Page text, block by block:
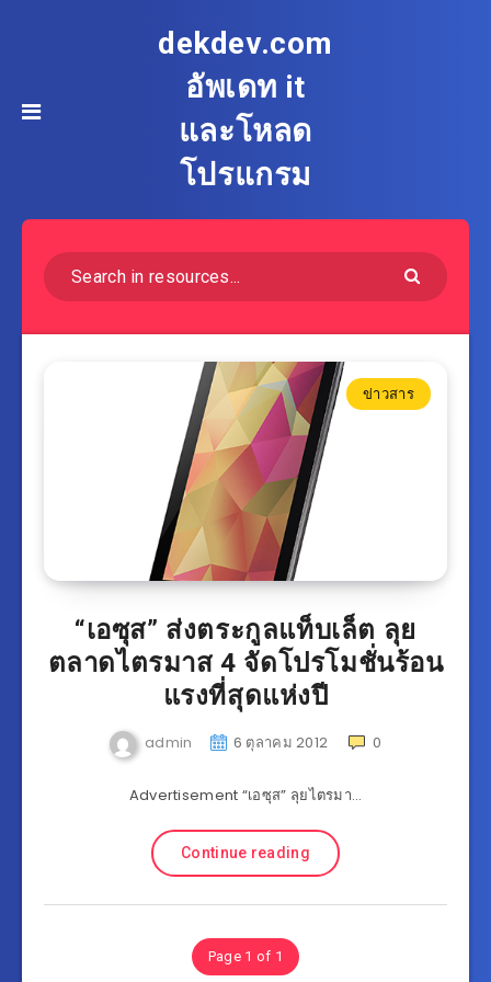
dekdev.com
อัพเดท it
และโหลด
โปรแกรม
ข่าวสาร
“เอซุส” ส่งตระกูลแท็บเล็ต ลุย
ตลาดไตรมาส 4 จัดโปรโมชั่นร้อน
แรงที่สุดแห่งปี
admin 6 ตุลาคม 2012 0
Advertisement “เอซุส” ลุยไตรมา…
Continue reading
Page 1 of 1